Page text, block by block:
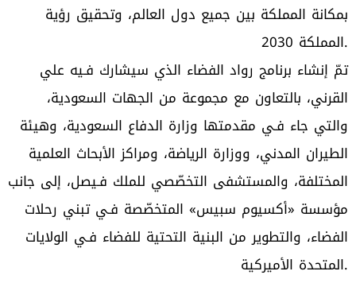
بمكانة المملكة بين جميع دول العالم، وتحقيق رؤية
المملكة 2030.
تمّ إنشاء برنامج رواد الفضاء الذي سيشارك فـيه علي
القرني، بالتعاون مع مجموعة من الجهات السعودية،
والتي جاء فـي مقدمتها وزارة الدفاع السعودية، وهيئة
الطيران المدني، ووزارة الرياضة، ومراكز الأبحاث العلمية
المختلفة، والمستشفى التخصّصي للملك فـيصل، إلى جانب
مؤسسة «أكسيوم سبيس» المتخصّصة فـي تبني رحلات
الفضاء، والتطوير من البنية التحتية للفضاء فـي الولايات
المتحدة الأميركية.